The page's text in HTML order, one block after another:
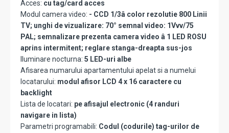
Acces: cu tag/card acces
Modul camera video: - CCD 1/3â color rezolutie 800 Linii
TV; unghi de vizualizare: 70° semnal video: 1Vvv/75
PAL; semnalizare prezenta camera video â 1 LED ROSU
aprins intermitent; reglare stanga-dreapta sus-jos
Iluminare nocturna: 5 LED-uri albe
Afisarea numarului apartamentului apelat si a numelui
locatarului: modul afisor LCD 4 x 16 caractere cu
backlight
Lista de locatari: pe afisajul electronic (4 randuri
navigare in lista)
Parametri programabili: Codul (codurile) tag-urilor de